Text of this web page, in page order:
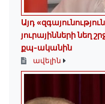
Այդ
յուրայինների նեղ
քպ-ականին
ավելին